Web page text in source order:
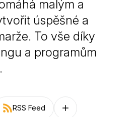
malým a
úspěšné a
To vše díky
a programům
RSS Feed Follow on other platforms